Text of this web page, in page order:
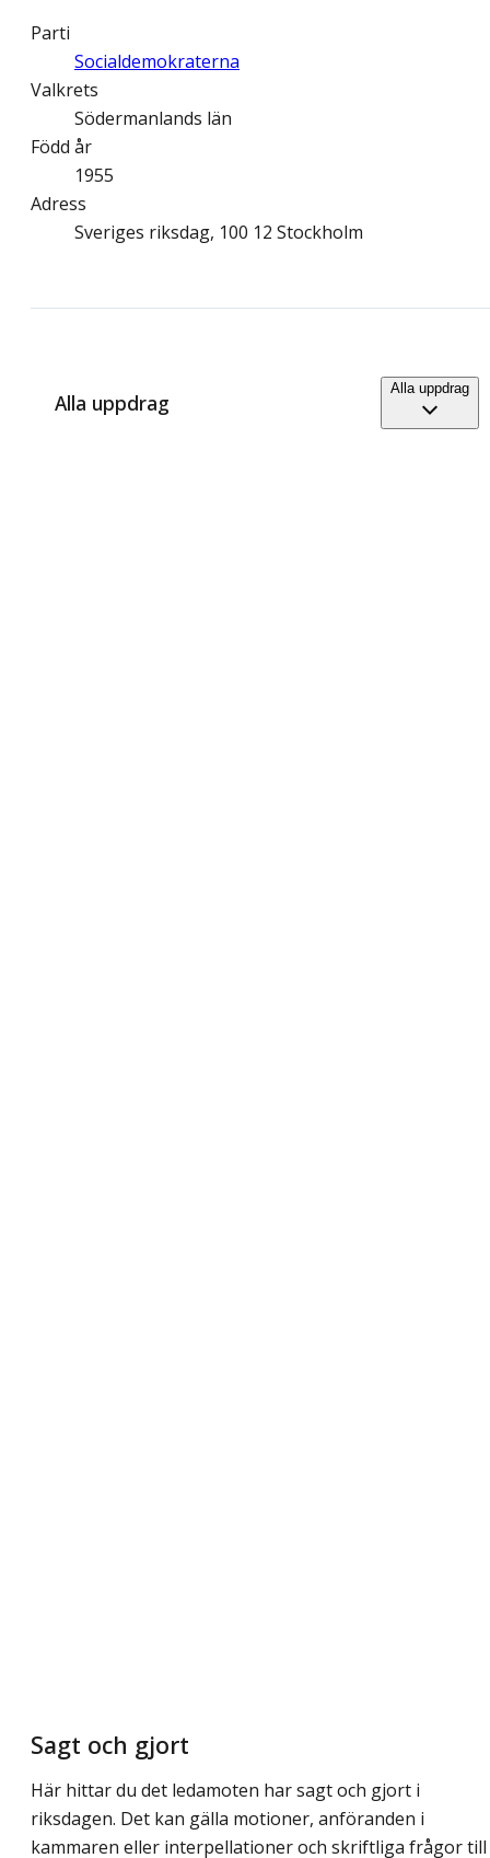
Parti
Socialdemokraterna
Valkrets
Södermanlands län
Född år
1955
Adress
Sveriges riksdag, 100 12 Stockholm
Alla uppdrag
Alla uppdrag
Sagt och gjort
Här hittar du det ledamoten har sagt och gjort i
riksdagen. Det kan gälla motioner, anföranden i
kammaren eller interpellationer och skriftliga frågor till